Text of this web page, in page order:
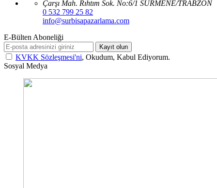
Çarşı Mah. Rıhtım Sok. No:6/1 SÜRMENE/TRABZON
0 532 799 25 82
info@surbisapazarlama.com
E-Bülten Aboneliği
Kayıt olun
KVKK Sözleşmesi'ni, Okudum, Kabul Ediyorum.
Sosyal Medya